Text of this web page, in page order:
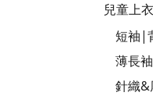
兒童上
短袖|
薄長
針織&